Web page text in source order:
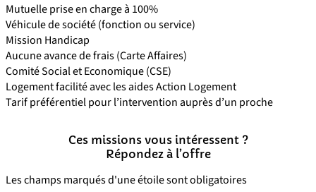
Mutuelle prise en charge à 100%
Véhicule de société (fonction ou service)
Mission Handicap
Aucune avance de frais (Carte Affaires)
Comité Social et Economique (CSE)
Logement facilité avec les aides Action Logement
Tarif préférentiel pour l’intervention auprès d’un proche
Ces missions vous intéressent ?
Répondez à l’offre
Les champs marqués d'une étoile sont obligatoires